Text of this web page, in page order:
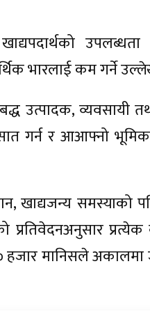
उपलब्धता
भारलाई कम गर्ने
उत्पादक, व्यवसायी
गर्न र आआफ्नो
खाद्यजन्य समस्याको
हजार मानिसले अकालमा